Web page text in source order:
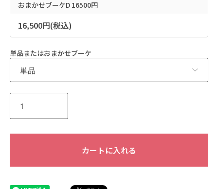
おまかせブーケD 16500円
16,500円(税込)
単品またはおまかせブーケ
カートに入れる